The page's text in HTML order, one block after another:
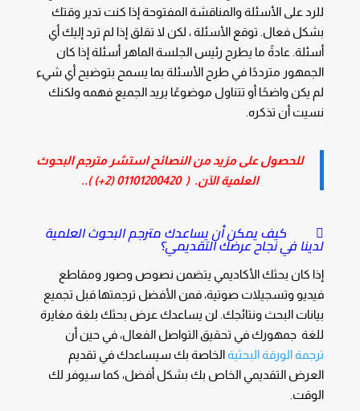
للرد على الأسئلة والمناقشة المفتوحة إذا كنت تدير وقتك
بشكل فعال. توقع الأسئلة ، لكن لا تقلق إذا لم ترد إليك أي
أسئلة. عادةً ما يطرح رئيس الجلسة الماهر أسئلة إذا كان
الجمهور مترددًا في طرح الأسئلة بما يسمح بتوضيح أي شيء
لم يكن واضحًا أو تتناول موضوعًا يريد الجميع فهمه ولكنك
نسيت أن تذكره.
للحصول على مزيد من النصائح استشر مترجم البحوث
العلمية الآن. ( 01101200420 (2+)
)..
 كيف يمكن أن يساعدك مترجم البحوث العلمية
لدينا في نجاح عرضك التقديمي؟
إذا كان بحثك الأكاديمي يتضمن نصوص وصور ومقاطع
فيديو وتسجيلات صوتية، فمن الأفضل ترجمتها قبل تجميع
بيانات البحث ونتائجك. لن يساعدك عرض بحثك بلغة مغايرة
للغة جمهورك في تحقيق التواصل الفعال، في حين أن
ترجمة الورقة البحثيةالخاصة بك سيساعدك في تقديم
العرض التقديمي الخاص بك بشكل أفضل، كما سيوفر لك
الوقت.